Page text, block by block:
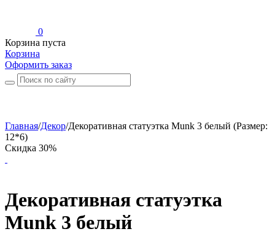
0
Корзина пуста
Корзина
Оформить заказ
Главная/Декор/Декоративная статуэтка Munk 3 белый (Размер:
12*6)
Скидка 30%
Декоративная статуэтка
Munk 3 белый